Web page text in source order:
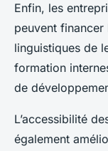
Enfin, les
peuvent
linguistiques de
formation
de
L’accessibilité
également